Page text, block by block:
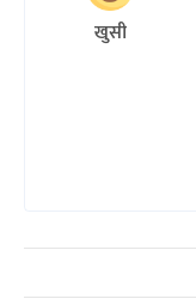
खुसी